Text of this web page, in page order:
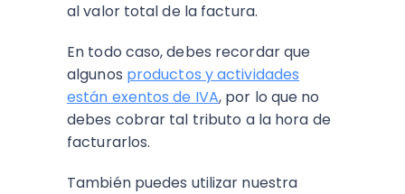
al valor total de la factura.
En todo caso, debes recordar que
algunos productos y actividades
están exentos de IVA, por lo que no
debes cobrar tal tributo a la hora de
facturarlos.
También puedes utilizar nuestra